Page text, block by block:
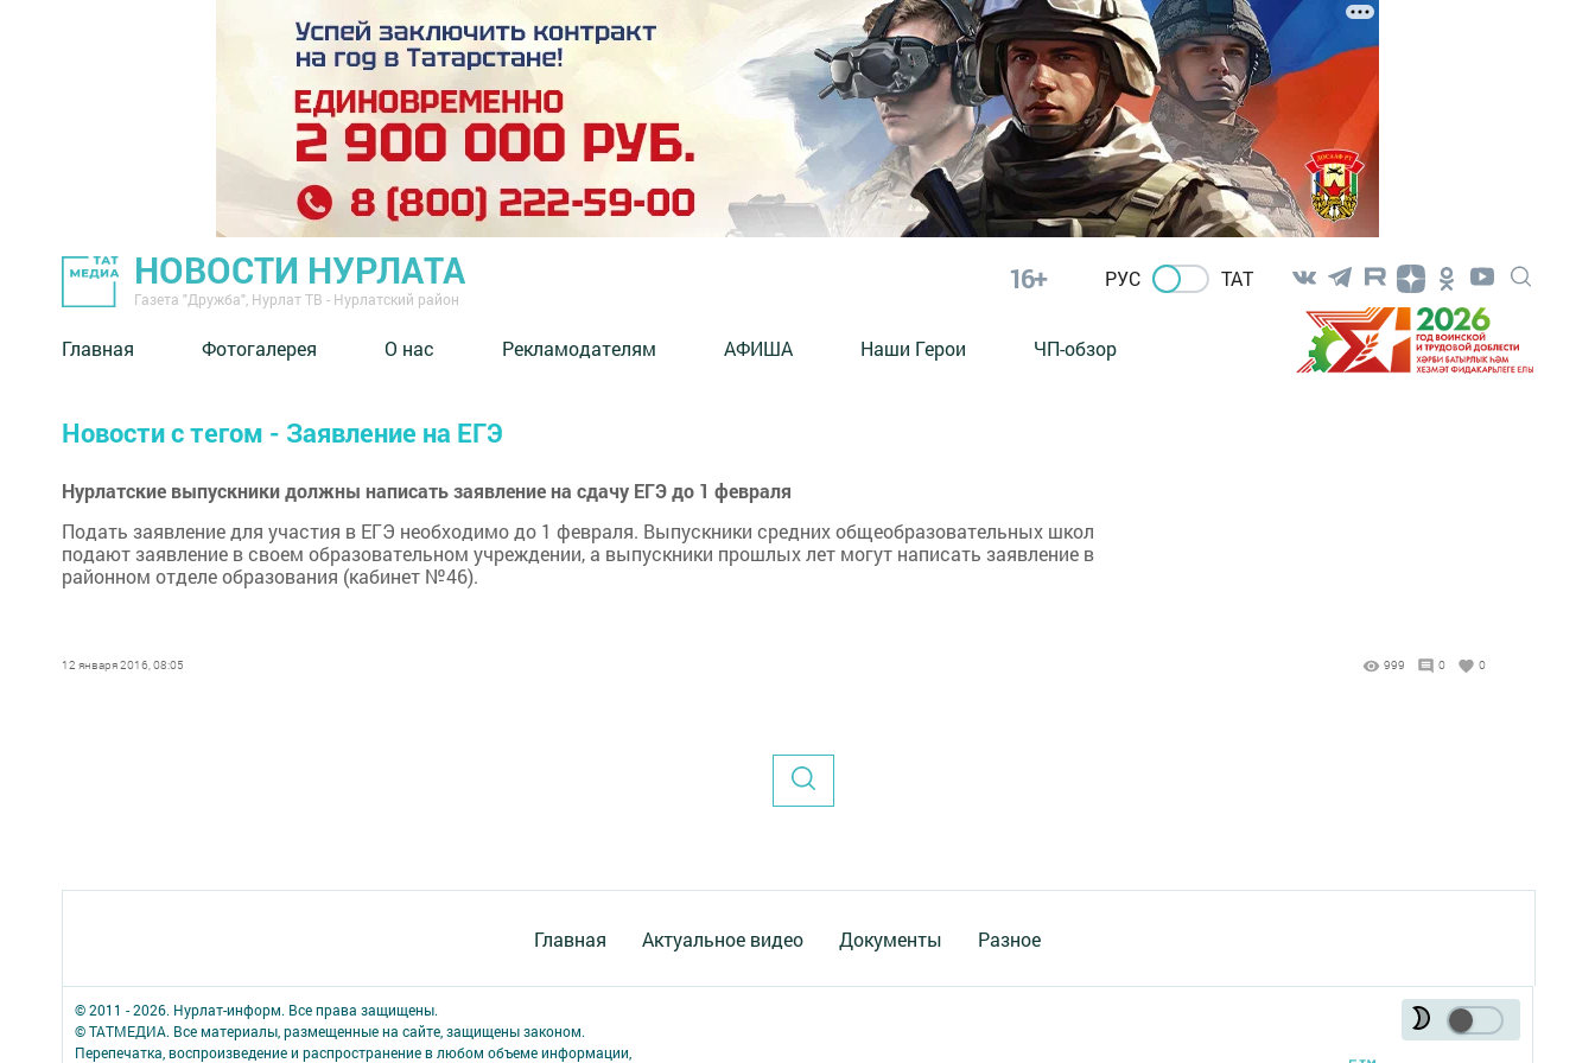
НОВОСТИ НУРЛАТА
Газета "Дружба", Нурлат ТВ - Нурлатский район
16+ РУС ТАТ
Главная Фотогалерея О нас Рекламодателям АФИША Наши Герои ЧП-обзор
Новости с тегом - Заявление на ЕГЭ
Нурлатские выпускники должны написать заявление на сдачу ЕГЭ до 1 февраля
Подать заявление для участия в ЕГЭ необходимо до 1 февраля. Выпускники средних общеобразовательных школ
подают заявление в своем образовательном учреждении, а выпускники прошлых лет могут написать заявление в
районном отделе образования (кабинет №46).
12 января 2016, 08:05 999 0 0
Главная Актуальное видео Документы Разное
© 2011 - 2026. Нурлат-⁠информ. Все права защищены.
© ТАТМЕДИА. Все материалы, размещенные на сайте, защищены законом.
Перепечатка, воспроизведение и распространение в любом объеме информации,